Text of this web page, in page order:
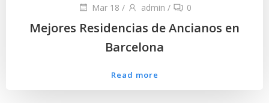
Mar 18 / admin / 0
Mejores Residencias de Ancianos en
Barcelona
Read more